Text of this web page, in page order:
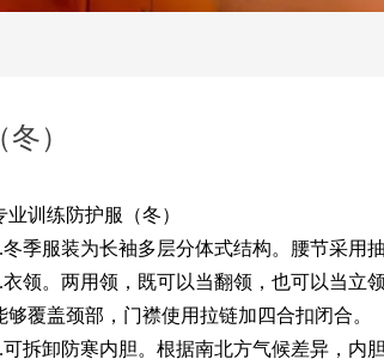
）
业训练防护服（冬）
冬季服装为长袖多层分体式结构。腰节采用抽
衣领。两用领，既可以当翻领，也可以当立
够覆盖颈部，门襟使用拉链加四合扣闭合。
可拆卸防寒内胆。根据南北方气候差异，内